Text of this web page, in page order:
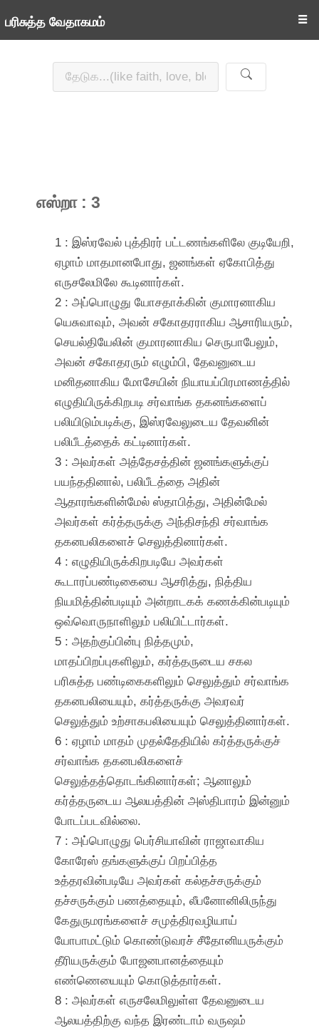
பரிசுத்த வேதாகமம் ☰
எஸ்றா : 3
1 : இஸ்ரவேல் புத்திரர் பட்டணங்களிலே குடியேறி,
ஏழாம் மாதமானபோது, ஜனங்கள் ஏகோபித்து
எருசலேமிலே கூடினார்கள்.
2 : அப்பொழுது யோசதாக்கின் குமாரனாகிய
யெசுவாவும், அவன் சகோதரராகிய ஆசாரியரும்,
செயல்தியேலின் குமாரனாகிய செருபாபேலும்,
அவன் சகோதரரும் எழும்பி, தேவனுடைய
மனிதனாகிய மோசேயின் நியாயப்பிரமாணத்தில்
எழுதியிருக்கிறபடி சர்வாங்க தகனங்களைப்
பலியிடும்படிக்கு, இஸ்ரவேலுடைய தேவனின்
பலிபீடத்தைக் கட்டினார்கள்.
3 : அவர்கள் அத்தேசத்தின் ஜனங்களுக்குப்
பயந்ததினால், பலிபீடத்தை அதின்
ஆதாரங்களின்மேல் ஸ்தாபித்து, அதின்மேல்
அவர்கள் கர்த்தருக்கு அந்திசந்தி சர்வாங்க
தகனபலிகளைச் செலுத்தினார்கள்.
4 : எழுதியிருக்கிறபடியே அவர்கள்
கூடாரப்பண்டிகையை ஆசரித்து, நித்திய
நியமித்தின்படியும் அன்றாடகக் கணக்கின்படியும்
ஒவ்வொருநாளிலும் பலியிட்டார்கள்.
5 : அதற்குப்பின்பு நித்தமும்,
மாதப்பிறப்புகளிலும், கர்த்தருடைய சகல
பரிசுத்த பண்டிகைகளிலும் செலுத்தும் சர்வாங்க
தகனபலியையும், கர்த்தருக்கு அவரவர்
செலுத்தும் உற்சாகபலியையும் செலுத்தினார்கள்.
6 : ஏழாம் மாதம் முதல்தேதியில் கர்த்தருக்குச்
சர்வாங்க தகனபலிகளைச்
செலுத்தத்தொடங்கினார்கள்; ஆனாலும்
கர்த்தருடைய ஆலயத்தின் அஸ்திபாரம் இன்னும்
போடப்படவில்லை.
7 : அப்பொழுது பெர்சியாவின் ராஜாவாகிய
கோரேஸ் தங்களுக்குப் பிறப்பித்த
உத்தரவின்படியே அவர்கள் கல்தச்சருக்கும்
தச்சருக்கும் பணத்தையும், லீபனோனிலிருந்து
கேதுருமரங்களைச் சமுத்திரவழியாய்
யோபாமட்டும் கொண்டுவரச் சீதோனியருக்கும்
தீரியருக்கும் போஜனபானத்தையும்
எண்ணெயையும் கொடுத்தார்கள்.
8 : அவர்கள் எருசலேமிலுள்ள தேவனுடைய
ஆலயத்திற்கு வந்த இரண்டாம் வருஷம்